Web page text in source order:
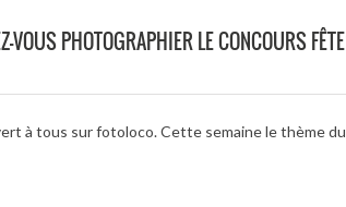
VOUS PHOTOGRAPHIER LE CONCOURS
à tous sur fotoloco. Cette semaine le thème